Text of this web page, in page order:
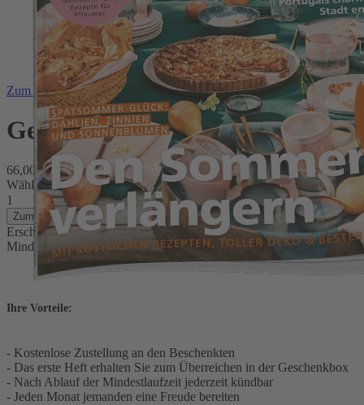
Zum Anfang der Bildergalerie springen
Geschenkabo
66,00 € inkl. MwSt.
Wählen Sie die Startausgabe
1
Zum Warenkorb hinzufügen
Erscheinungsweise: monatlich
Mindestlaufzeit: 12 Ausgaben
Ihre Vorteile:
- Kostenlose Zustellung an den Beschenkten
- Das erste Heft erhalten Sie zum Überreichen in der Geschenkbox
- Nach Ablauf der Mindestlaufzeit jederzeit kündbar
- Jeden Monat jemanden eine Freude bereiten